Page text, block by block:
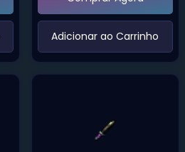
‌Adicionar ao Carrinho‌